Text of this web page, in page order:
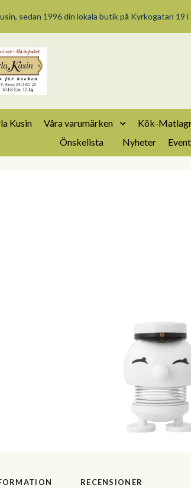
sedan 1996 din lokala butik på Kyrkogatan 19
Kusin Våra varumärken Kök-
Önskelista
Nyheter
RECENSIONER